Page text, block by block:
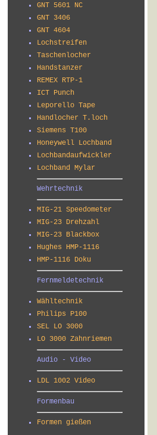
GNT 5601 NC
GNT 3406
GNT 4604
Lochstreifen
Taschenlocher
Handstanzer
REMEX RTP-1
ICT Punch
Leporello Tape
Handlocher T.loch
Siemens T100
Honeywell Lochband
Lochbandaufwickler
Lochband Mylar
Wehrtechnik
MIG-21 Speedometer
MIG-23 Drehzahl
MIG-23 Blackbox
Hughes HMP-1116
HMP-1116 Doku
Fernmeldetechnik
Wähltechnik
Philips P100
SEL LO 3000
LO 3000 Zahnriemen
Audio - Video
LDL 1002 Video
Formenbau
Formen gießen